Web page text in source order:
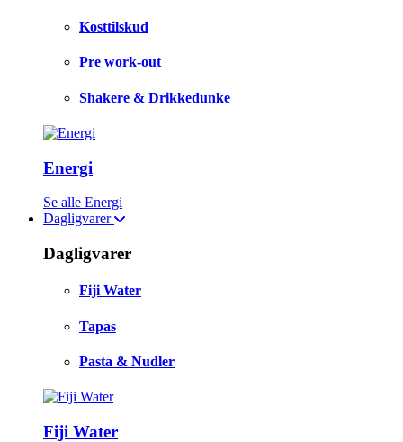
Kosttilskud
Pre work-out
Shakere & Drikkedunke
Energi
Se alle Energi
Dagligvarer
Dagligvarer
Fiji Water
Tapas
Pasta & Nudler
Fiji Water